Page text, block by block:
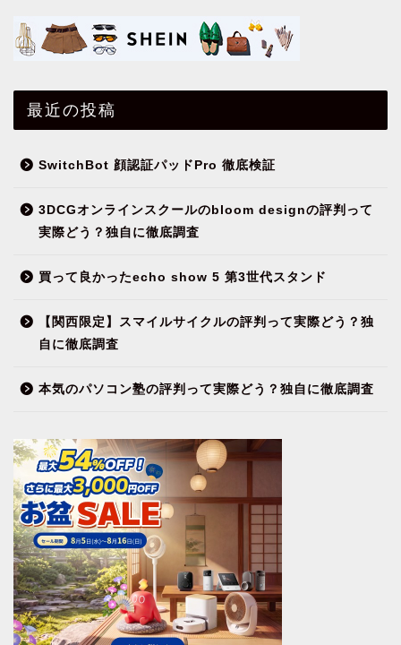
最近の投稿
SwitchBot 顔認証パッドPro 徹底検証
3DCGオンラインスクールのbloom designの評判って
実際どう？独自に徹底調査
買って良かったecho show 5 第3世代スタンド
【関西限定】スマイルサイクルの評判って実際どう？独
自に徹底調査
本気のパソコン塾の評判って実際どう？独自に徹底調査